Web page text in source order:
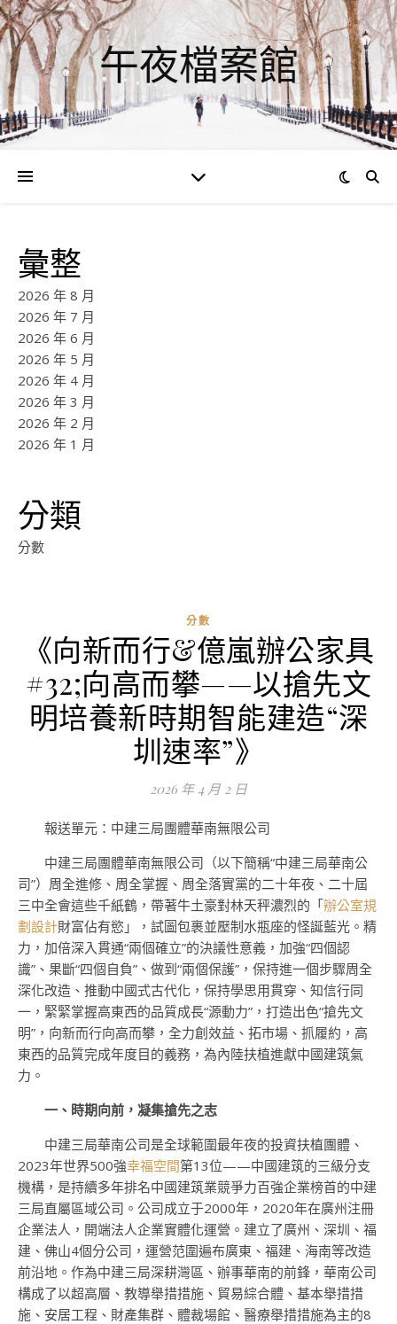
午夜檔案館
彙整
2026 年 8 月
2026 年 7 月
2026 年 6 月
2026 年 5 月
2026 年 4 月
2026 年 3 月
2026 年 2 月
2026 年 1 月
分類
分數
分數
《向新而行&億嵐辦公家具
#32;向高而攀——以搶先文
明培養新時期智能建造“深
圳速率”》
2026 年 4 月 2 日
報送單元：中建三局團體華南無限公司
中建三局團體華南無限公司（以下簡稱“中建三局華南公
司”）周全進修、周全掌握、周全落實黨的二十年夜、二十屆
三中全會這些千紙鶴，帶著牛土豪對林天秤濃烈的「辦公室規
劃設計財富佔有慾」，試圖包裹並壓制水瓶座的怪誕藍光。精
力，加倍深入貫通“兩個確立”的決議性意義，加強“四個認
識”、果斷“四個自負”、做到“兩個保護”，保持進一個步驟周全
深化改造、推動中國式古代化，保持學思用貫穿、知信行同
一，緊緊掌握高東西的品質成長“源動力”，打造出色“搶先文
明”，向新而行向高而攀，全力創效益、拓市場、抓履約，高
東西的品質完成年度目的義務，為內陸扶植進獻中國建筑氣
力。
一、時期向前，凝集搶先之志
中建三局華南公司是全球範圍最年夜的投資扶植團體、
2023年世界500強幸福空間第13位——中國建筑的三級分支
機構，是持續多年排名中國建筑業競爭力百強企業榜首的中建
三局直屬區域公司。公司成立于2000年，2020年在廣州注冊
企業法人，開端法人企業實體化運營。建立了廣州、深圳、福
建、佛山4個分公司，運營范圍遍布廣東、福建、海南等改造
前沿地。作為中建三局深耕灣區、辦事華南的前鋒，華南公司
構成了以超高層、教導舉措措施、貿易綜合體、基本舉措措
施、安居工程、財產集群、體裁場館、醫療舉措措施為主的8
0
論